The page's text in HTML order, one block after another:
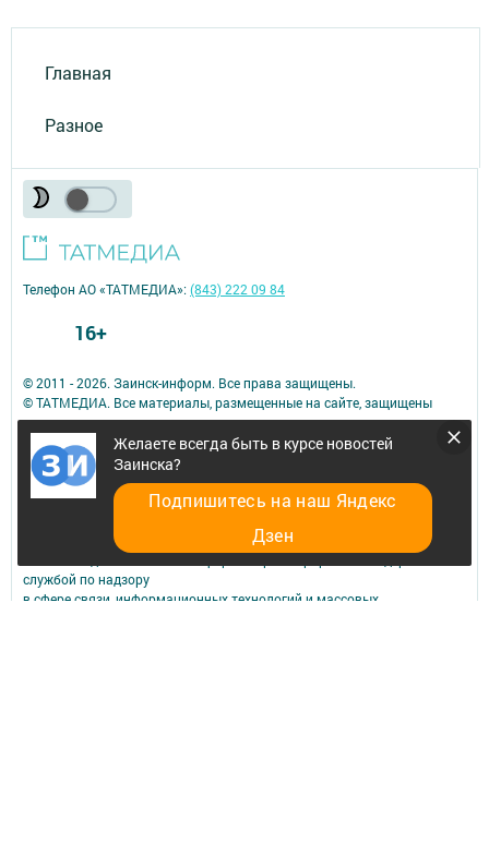
Главная
Разное
Желаете всегда быть в курсе новостей
Заинска?
Подпишитесь на наш Яндекс
Дзен
© 2011 - 2026. Заинск-информ. Все права защищены.
© ТАТМЕДИА. Все материалы, размещенные на сайте, защищены
законом.
Перепечатка, воспроизведение и распространение в любом объеме
информации,
размещенной на сайте, возможна только с письменного согласия
редакций СМИ.
коммуникациям.
службой по надзору
в сфере связи, информационных технологий и массовых
Телефон АО «ТАТМЕДИА»:(843) 222 09 84
16+